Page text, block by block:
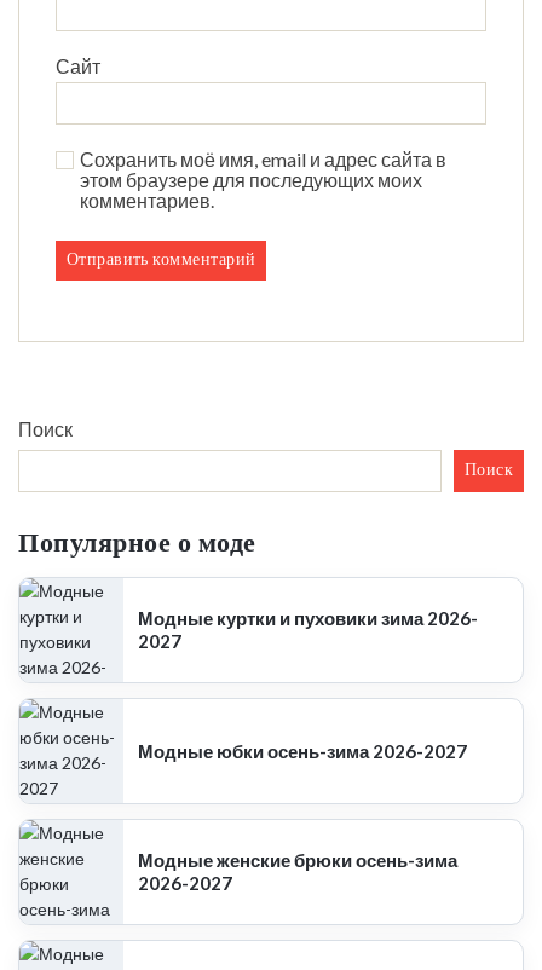
Сайт
Сохранить моё имя, email и адрес сайта в
этом браузере для последующих моих
комментариев.
Поиск
Поиск
Популярное о моде
Модные куртки и пуховики зима 2026-
2027
Модные юбки осень-зима 2026-2027
Модные женские брюки осень-зима
2026-2027